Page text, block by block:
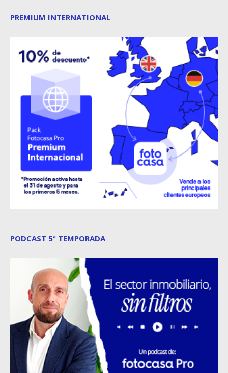
PREMIUM INTERNATIONAL
PODCAST 5ª TEMPORADA